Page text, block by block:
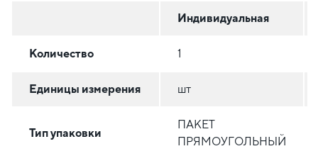
Индивидуальная
Количество 1
Единицы измерения шт
Тип упаковки
ПАКЕТ
ПРЯМОУГОЛЬНЫЙ